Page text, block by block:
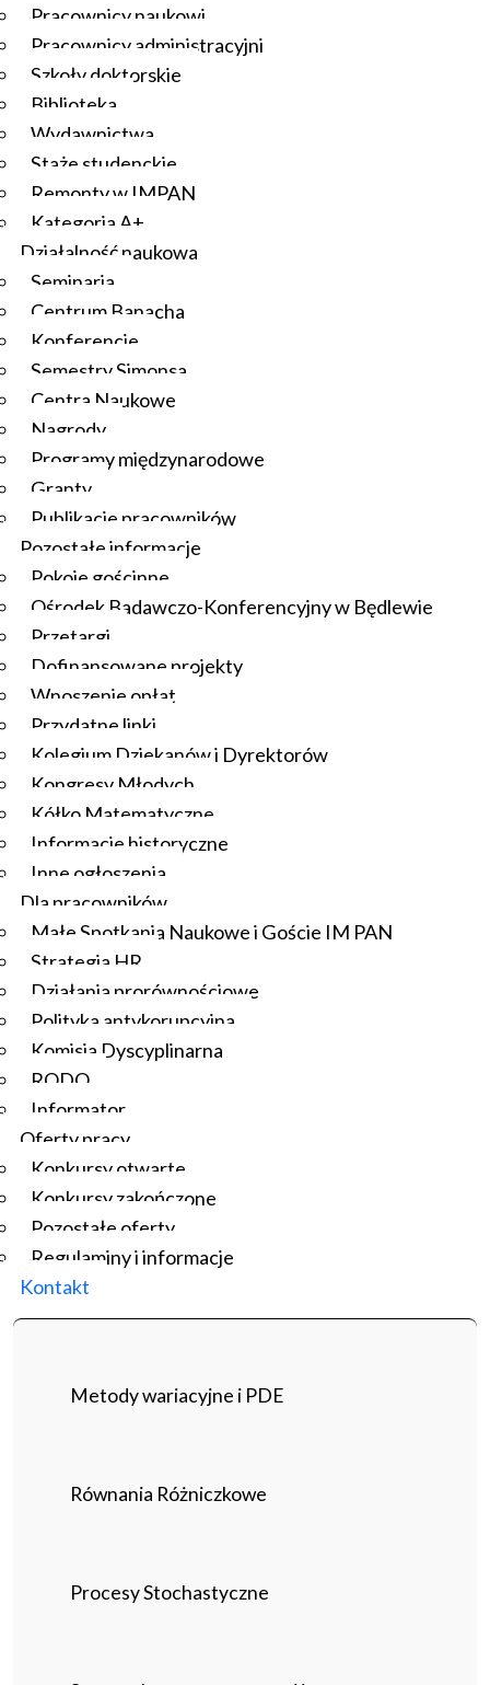
Pracownicy naukowi
Pracownicy administracyjni
Szkoły doktorskie
Biblioteka
Wydawnictwa
Staże studenckie
Remonty w IMPAN
Kategoria A+
Działalność naukowa
Seminaria
Centrum Banacha
Konferencje
Semestry Simonsa
Centra Naukowe
Nagrody
Programy międzynarodowe
Granty
Publikacje pracowników
Pozostałe informacje
Pokoje gościnne
Ośrodek Badawczo-Konferencyjny w Będlewie
Przetargi
Dofinansowane projekty
Wnoszenie opłat
Przydatne linki
Kolegium Dziekanów i Dyrektorów
Kongresy Młodych
Kółko Matematyczne
Informacje historyczne
Inne ogłoszenia
Dla pracowników
Małe Spotkania Naukowe i Goście IM PAN
Strategia HR
Działania prorównościowe
Polityka antykorupcyjna
Komisja Dyscyplinarna
RODO
Informator
Oferty pracy
Konkursy otwarte
Konkursy zakończone
Pozostałe oferty
Regulaminy i informacje
Kontakt
Metody wariacyjne i PDE
Równania Różniczkowe
Procesy Stochastyczne